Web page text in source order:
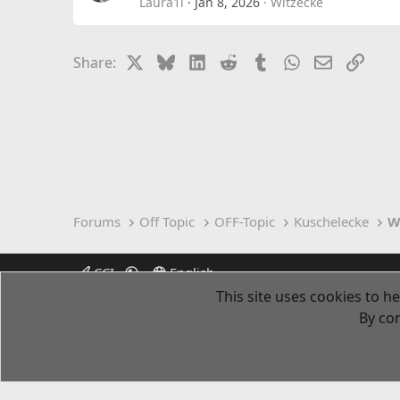
Share: BlueskyLinkedIn
Reddit TumblrWhatsApp
EmailLink
Forums Off Topic OFF-Topic Kuschelecke
CCI English
This site uses cookies to
By